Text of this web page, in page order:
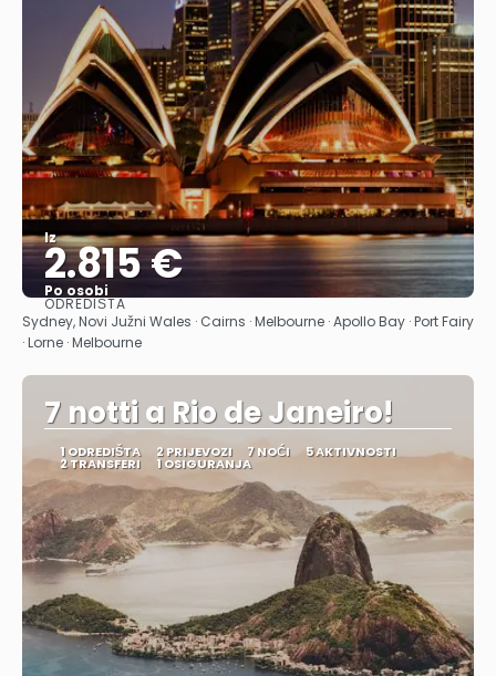
Iz
2.815 €
Po osobi
Vidjeti
ODREDIŠTA
Sydney, Novi Južni Wales · Cairns · Melbourne · Apollo Bay · Port Fairy
· Lorne · Melbourne
7 notti a Rio de Janeiro!
1 ODREDIŠTA 2 PRIJEVOZI 7 NOĆI 5 AKTIVNOSTI
2 TRANSFERI 1 OSIGURANJA